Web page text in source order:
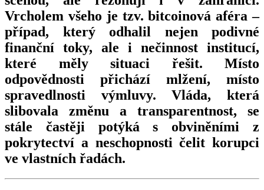
Vrcholem všeho je tzv. bitcoinová aféra –
případ, který odhalil nejen podivné
finanční toky, ale i nečinnost institucí,
které měly situaci řešit. Místo
odpovědnosti přichází mlžení, místo
spravedlnosti výmluvy. Vláda, která
slibovala změnu a transparentnost, se
stále častěji potýká s obviněními z
pokrytectví a neschopnosti čelit korupci
ve vlastních řadách.